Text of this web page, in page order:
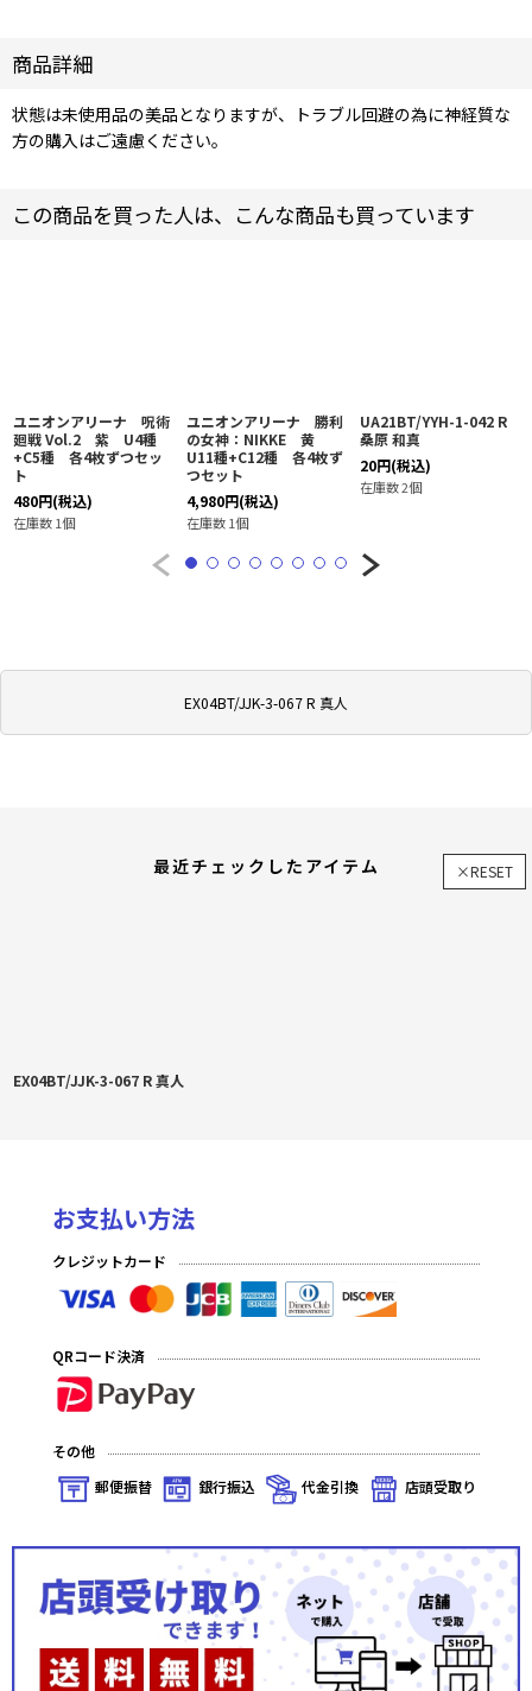
EX04BT/JJK-3-067 R 真人
商品詳細
状態は未使用品の美品となりますが、トラブル回避の為に神経質な
方の購入はご遠慮ください。
この商品を買った人は、こんな商品も買っています
ユニオンアリーナ 呪術
廻戦 Vol.2 紫 U4種
+C5種 各4枚ずつセッ
ト
480円(税込)
在庫数 1個
ユニオンアリーナ 勝利
の女神：NIKKE 黄
U11種+C12種 各4枚ず
つセット
4,980円(税込)
在庫数 1個
UA21BT/YYH-1-042 R
桑原 和真
20円(税込)
在庫数 2個
最近チェックしたアイテム ×RESET
EX04BT/JJK-3-067 R 真人
お支払い方法
クレジットカード
QRコード決済
その他
郵便振替
銀行振込 代金引換 店頭受取り